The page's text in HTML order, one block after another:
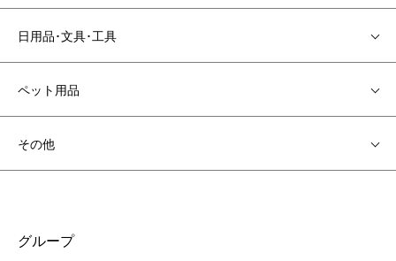
日用品･文具･工具
ペット用品
その他
グループ